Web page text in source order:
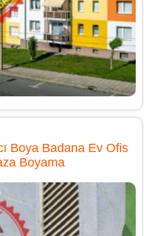
Boya Badana Ev Ofis
Boyama